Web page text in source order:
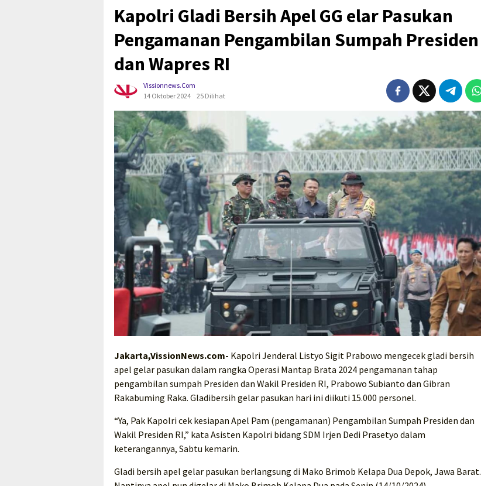
Kapolri Gladi Bersih Apel GG elar Pasukan
Pengamanan Pengambilan Sumpah Presiden
dan Wapres RI
Vissionnews.com
14 Oktober 2024
25 Dilihat
Jakarta,VissionNews.com- Kapolri Jenderal Listyo Sigit Prabowo mengecek gladi bersih
apel gelar pasukan dalam rangka Operasi Mantap Brata 2024 pengamanan tahap
pengambilan sumpah Presiden dan Wakil Presiden RI, Prabowo Subianto dan Gibran
Rakabuming Raka. Gladibersih gelar pasukan hari ini diikuti 15.000 personel.
“Ya, Pak Kapolri cek kesiapan Apel Pam (pengamanan) Pengambilan Sumpah Presiden dan
Wakil Presiden RI,” kata Asisten Kapolri bidang SDM Irjen Dedi Prasetyo dalam
keterangannya, Sabtu kemarin.
Gladi bersih apel gelar pasukan berlangsung di Mako Brimob Kelapa Dua Depok, Jawa Barat.